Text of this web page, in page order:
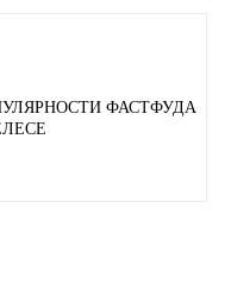
ФАСТФУДА